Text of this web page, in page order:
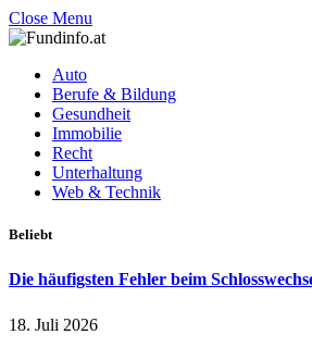
Close Menu
Auto
Berufe & Bildung
Gesundheit
Immobilie
Recht
Unterhaltung
Web & Technik
Beliebt
Die häufigsten Fehler beim
18. Juli 2026